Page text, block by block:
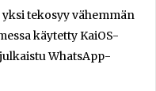
tekosyy vähemmän
käytetty KaiOS-
WhatsApp-